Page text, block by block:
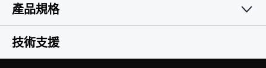
簡易且實用
產品規格
無線網路
技術支援